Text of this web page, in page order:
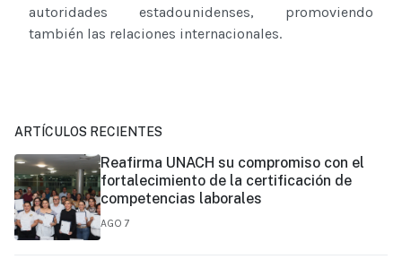
autoridades estadounidenses, promoviendo
también las relaciones internacionales.
ARTÍCULOS RECIENTES
Reafirma UNACH su compromiso con el
fortalecimiento de la certificación de
competencias laborales
AGO 7